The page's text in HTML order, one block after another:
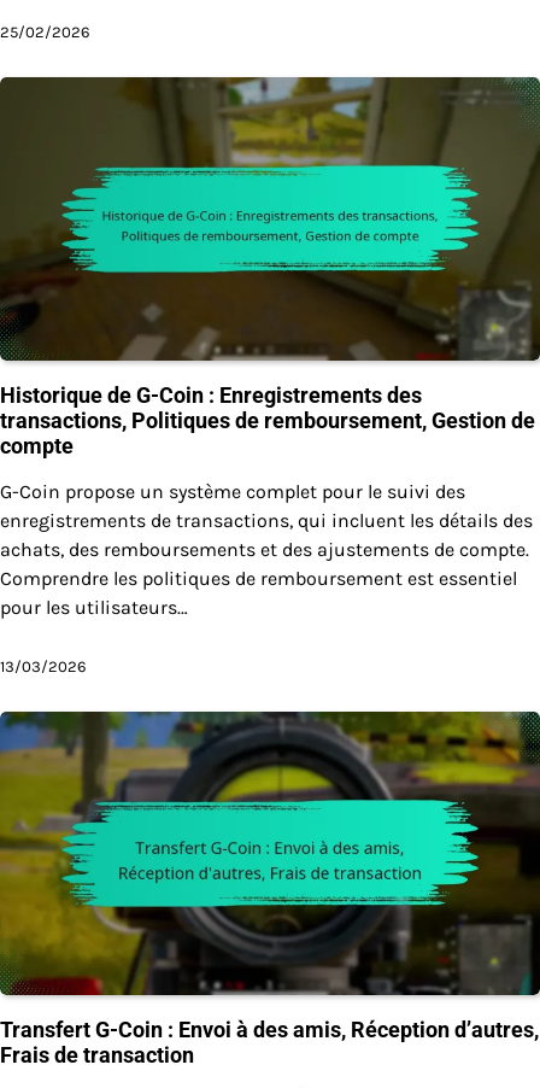
25/02/2026
Historique de G-Coin : Enregistrements des
transactions, Politiques de remboursement, Gestion de
compte
G-Coin propose un système complet pour le suivi des
enregistrements de transactions, qui incluent les détails des
achats, des remboursements et des ajustements de compte.
Comprendre les politiques de remboursement est essentiel
pour les utilisateurs…
13/03/2026
Transfert G-Coin : Envoi à des amis, Réception d’autres,
Frais de transaction